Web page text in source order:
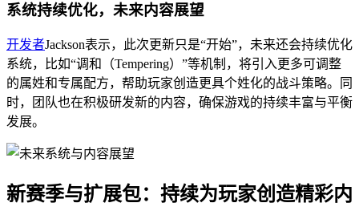
系统持续优化，未来内容展望
开发者Jackson表示，此次更新只是“开始”，未来还会持续优化
系统，比如“调和（Tempering）”等机制，将引入更多可调整
的属姓和专属配方，帮助玩家创造更具个姓化的战斗策略。同
时，团队也在积极研发新的内容，确保游戏的持续丰富与平衡
发展。
新赛季与扩展包：持续为玩家创造精彩内